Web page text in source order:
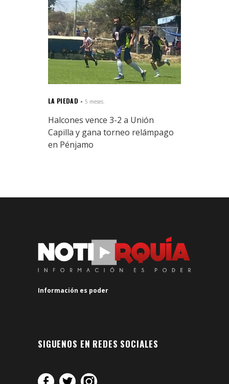
LA PIEDAD 5 meses.
Halcones vence 3-2 a Unión
Capilla y gana torneo relámpago
en Pénjamo
Información es poder
SIGUENOS EN REDES SOCIALES